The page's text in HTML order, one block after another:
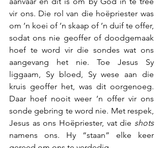
vir ons. Die rol van die hoëpriester was
om ’n koei of ’n skaap of ’n duif te offer,
sodat ons nie geoffer of doodgemaak
hoef te word vir die sondes wat ons
aangevang het nie. Toe Jesus Sy
liggaam, Sy bloed, Sy wese aan die
kruis geoffer het, was dit oorgenoeg.
Daar hoef nooit weer ’n offer vir ons
sonde gebring te word nie. Met respek,
Jesus as ons Hoëpriester, vat die shots
namens ons. Hy “staan” elke keer